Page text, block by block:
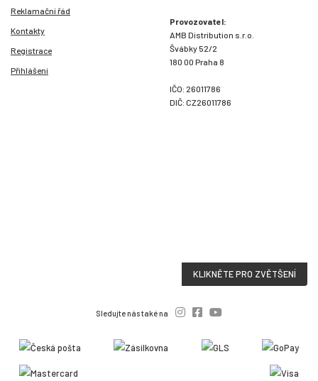
Reklamační řád
Kontakty
Registrace
Přihlášení
Provozovatel:
AMB Distribution s.r.o.
Švábky 52/2
180 00 Praha 8
IČO: 26011786
DIČ: CZ26011786
KLIKNĚTE PRO ZVĚTŠENÍ
Sledujte nás také na